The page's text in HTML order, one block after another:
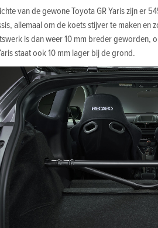
van de gewone Toyota GR Yaris zijn er
allemaal om de koets stijver te maken
is dan weer 10 mm breder geworden,
staat ook 10 mm lager bij de grond.